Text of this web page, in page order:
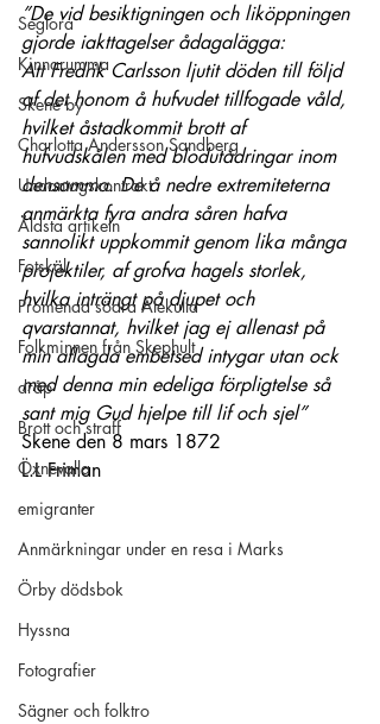
Seglora
Kinnarumma
Skene by
Charlotta Andersson Sandberg
Undantagskontrakt
Äldsta artikeln
Fotskäl
Promenad södra Älekulla
Folkminnen från Skephult
dråp
Brott och straff
Öxnevalla
emigranter
Anmärkningar under en resa i Marks
Örby dödsbok
Hyssna
Fotografier
Sägner och folktro
”De vid besiktigningen och liköppningen
gjorde iakttagelser ådagalägga:
Att Fredrik Carlsson ljutit döden till följd
af det honom å hufvudet tillfogade våld,
hvilket åstadkommit brott af
hufvudskålen med blodutådringar inom
densamma. De å nedre extremiteterna
anmärkta fyra andra såren hafva
sannolikt uppkommit genom lika många
projektiler, af grofva hagels storlek,
hvilka inträngt på djupet och
qvarstannat, hvilket jag ej allenast på
min aflagda embetsed intygar utan ock
med denna min edeliga förpligtelse så
sant mig Gud hjelpe till lif och sjel”
Skene den 8 mars 1872
L.L Friman